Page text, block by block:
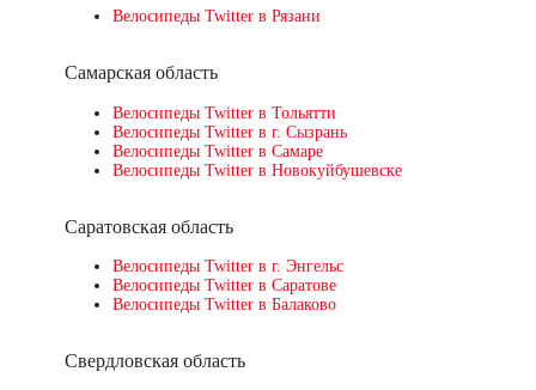
Велосипеды Twitter в Рязани
Самарская область
Велосипеды Twitter в Тольятти
Велосипеды Twitter в г. Сызрань
Велосипеды Twitter в Самаре
Велосипеды Twitter в Новокуйбушевске
Саратовская область
Велосипеды Twitter в г. Энгельс
Велосипеды Twitter в Саратове
Велосипеды Twitter в Балаково
Свердловская область